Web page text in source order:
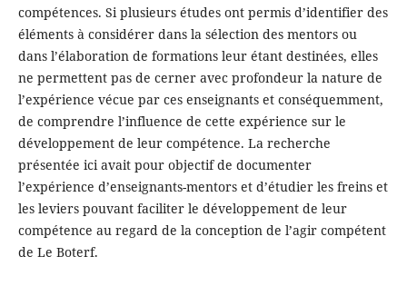
compétences. Si plusieurs études ont permis d’identifier des
éléments à considérer dans la sélection des mentors ou
dans l’élaboration de formations leur étant destinées, elles
ne permettent pas de cerner avec profondeur la nature de
l’expérience vécue par ces enseignants et conséquemment,
de comprendre l’influence de cette expérience sur le
développement de leur compétence. La recherche
présentée ici avait pour objectif de documenter
l’expérience d’enseignants-mentors et d’étudier les freins et
les leviers pouvant faciliter le développement de leur
compétence au regard de la conception de l’agir compétent
de Le Boterf.